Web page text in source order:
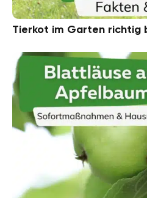
Tierkot im Garten richtig